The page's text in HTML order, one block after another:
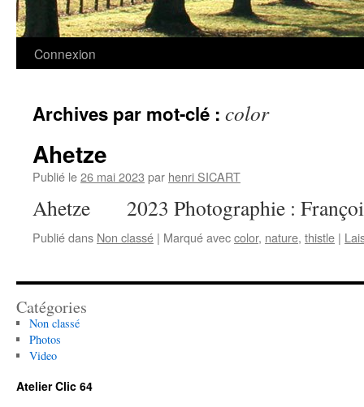
Connexion
Archives par mot-clé : color
Ahetze
Publié le26 mai 2023 par henri SICART
Ahetze 2023 Photographie :
Publié dans Non classé | Marqué aveccolor, nature, thistle |
Catégories
Non classé
Photos
Video
Atelier Clic 64